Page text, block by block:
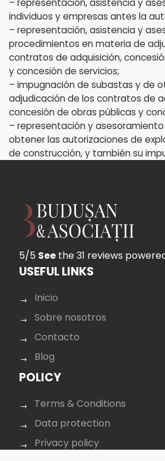
– representación, asistencia y
individuos y empresas antes la
– representación, asistencia y
procedimientos en materia de
contratos de adquisición,
y concesión de servicios;
– impugnación de subastas y de
adjudicación de los contratos de
concesión de obras públicas y
– representación y
obtener las autorizaciones de
de construcción, y también su
5/5 See the 31 reviews
USEFUL LINKS
Inicio
Sobre nosotros
Contacto
Blog
POLICY
Terms & Conditions
Data protection
Privacy policy